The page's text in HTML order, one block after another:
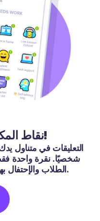
نقاط المكافأة أينما كنت!
الطلاب والإحتفال بهم كجزء من مجتمع صفك.